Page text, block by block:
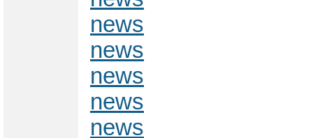
news
news
news
news
news